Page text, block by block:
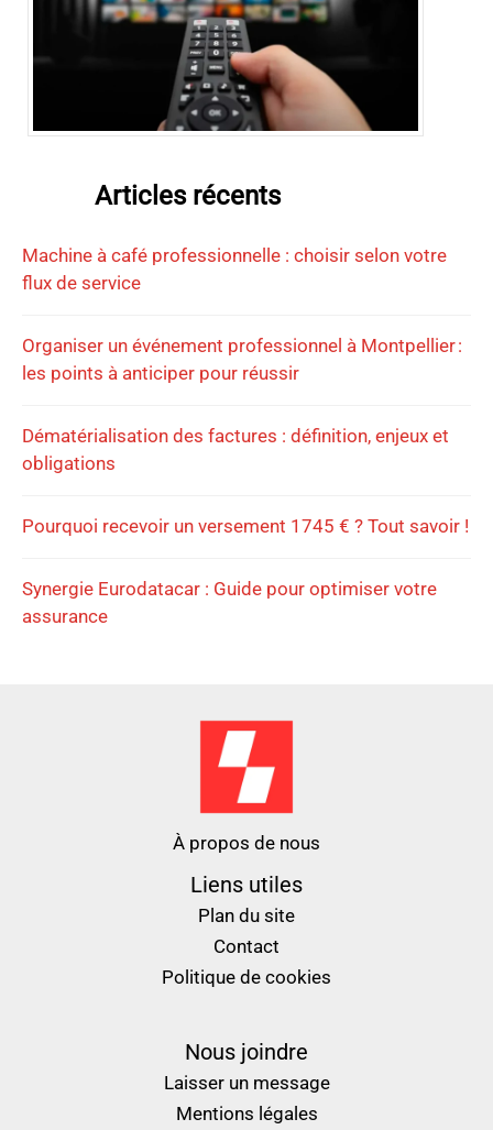
Articles récents
Machine à café professionnelle : choisir selon votre
flux de service
Organiser un événement professionnel à Montpellier :
les points à anticiper pour réussir
Dématérialisation des factures : définition, enjeux et
obligations
Pourquoi recevoir un versement 1745 € ? Tout savoir !
Synergie Eurodatacar : Guide pour optimiser votre
assurance
À propos de nous
Liens utiles
Plan du site
Contact
Politique de cookies
Nous joindre
Laisser un message
Mentions légales